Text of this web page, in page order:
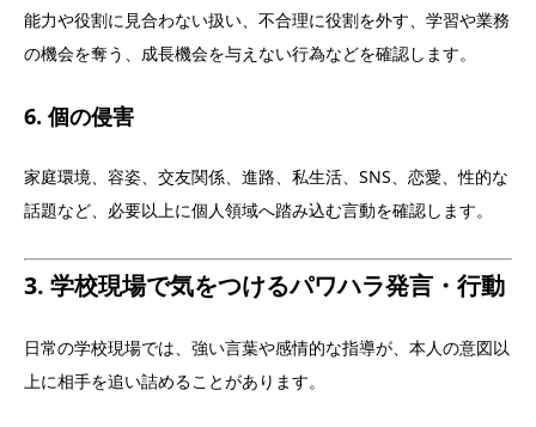
能力や役割に見合わない扱い、不合理に役割を外す、学習や業務
の機会を奪う、成長機会を与えない行為などを確認します。
6. 個の侵害
家庭環境、容姿、交友関係、進路、私生活、SNS、恋愛、性的な
話題など、必要以上に個人領域へ踏み込む言動を確認します。
3. 学校現場で気をつけるパワハラ発言・行動
日常の学校現場では、強い言葉や感情的な指導が、本人の意図以
上に相手を追い詰めることがあります。